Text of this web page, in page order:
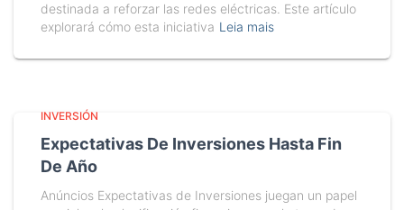
destinada a reforzar las redes eléctricas. Este artículo
explorará cómo esta iniciativa Leia mais
INVERSIÓN
Expectativas De Inversiones Hasta Fin
De Año
Anúncios Expectativas de Inversiones juegan un papel